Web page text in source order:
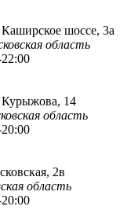
шоссе, 3а
область
14
область
2в
область